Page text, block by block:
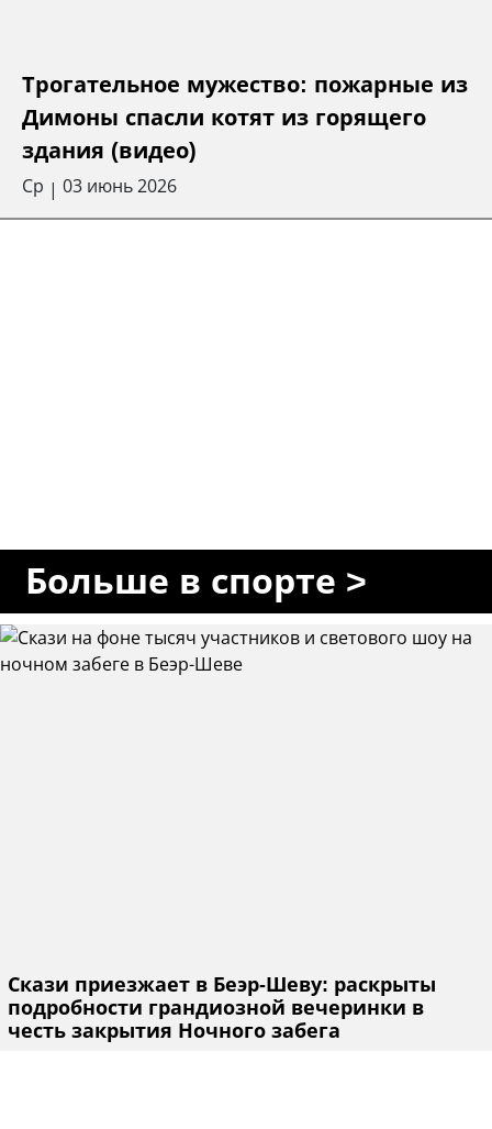
Трогательное мужество: пожарные из
Димоны спасли котят из горящего
здания (видео)
Ср | 03 июнь 2026
Больше в спорте >
Скази приезжает в Беэр-Шеву: раскрыты
подробности грандиозной вечеринки в
честь закрытия Ночного забега